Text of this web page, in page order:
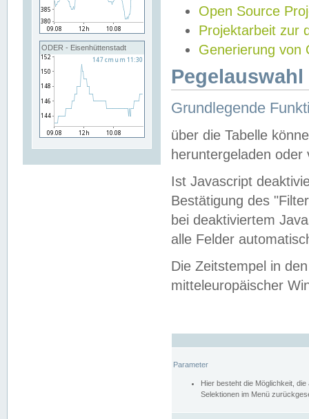
ODER - Eisenhüttenstadt
Open Source
Projektarbeit zur
Generierung von
Grundlegende
über die Tabelle
heruntergeladen oder
Ist Javascript
Bestätigung des
bei deaktiviertem
alle Felder
Die Zeitstempel in
mitteleuropäischer
Parameter
Hier besteht die Möglichkeit,
Selektionen im Menü